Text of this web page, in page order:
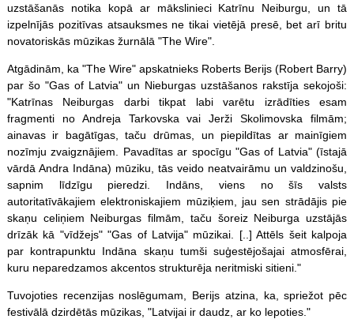
uzstāšanās notika kopā ar mākslinieci Katrīnu Neiburgu, un tā
izpelnījās pozitīvas atsauksmes ne tikai vietējā presē, bet arī britu
novatoriskās mūzikas žurnālā "The Wire".
Atgādinām, ka "The Wire" apskatnieks Roberts Berijs (Robert Barry)
par šo "Gas of Latvia" un Nieburgas uzstāšanos rakstīja sekojoši:
"Katrīnas Neiburgas darbi tikpat labi varētu izrādīties esam
fragmenti no Andreja Tarkovska vai Jerži Skolimovska filmām;
ainavas ir bagātīgas, taču drūmas, un piepildītas ar mainīgiem
nozīmju zvaigznājiem. Pavadītas ar spocīgu "Gas of Latvia" (īstajā
vārdā Andra Indāna) mūziku, tās veido neatvairāmu un valdzinošu,
sapnim līdzīgu pieredzi. Indāns, viens no šīs valsts
autoritatīvākajiem elektroniskajiem mūziķiem, jau sen strādājis pie
skaņu celiņiem Neiburgas filmām, taču šoreiz Neiburga uzstājās
drīzāk kā "vīdžejs" "Gas of Latvija" mūzikai. [..] Attēls šeit kalpoja
par kontrapunktu Indāna skaņu tumši suģestējošajai atmosfērai,
kuru neparedzamos akcentos strukturēja neritmiski sitieni."
Tuvojoties recenzijas noslēgumam, Berijs atzina, ka, spriežot pēc
festivālā dzirdētās mūzikas, "Latvijai ir daudz, ar ko lepoties."